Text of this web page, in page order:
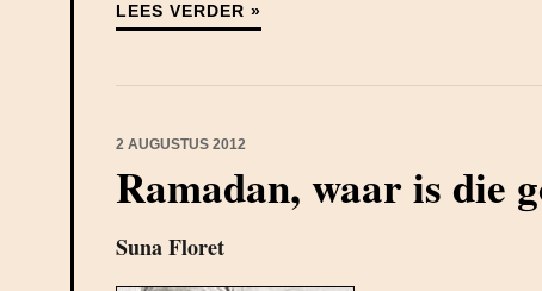
LEES VERDER »
2 AUGUSTUS 2012
Ramadan, waar is die
Suna Floret